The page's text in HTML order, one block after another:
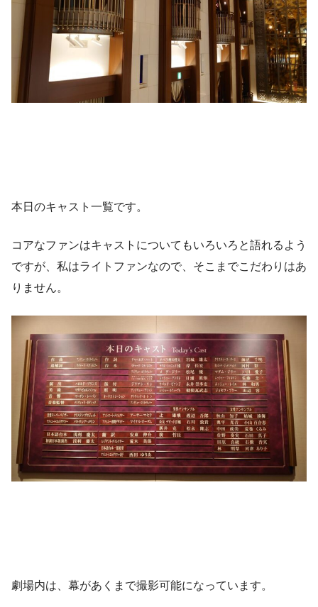
本日のキャスト一覧です。
コアなファンはキャストについてもいろいろと語れるよう
ですが、私はライトファンなので、そこまでこだわりはあ
りません。
劇場内は、幕があくまで撮影可能になっています。